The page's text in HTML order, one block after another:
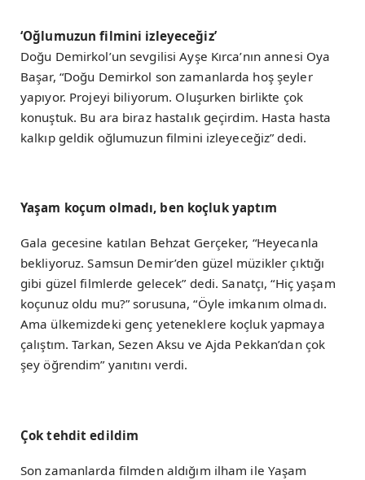
‘Oğlumuzun filmini izleyeceğiz’
Doğu Demirkol’un sevgilisi Ayşe Kırca’nın annesi Oya
Başar, “Doğu Demirkol son zamanlarda hoş şeyler
yapıyor. Projeyi biliyorum. Oluşurken birlikte çok
konuştuk. Bu ara biraz hastalık geçirdim. Hasta hasta
kalkıp geldik oğlumuzun filmini izleyeceğiz” dedi.
Yaşam koçum olmadı, ben koçluk yaptım
Gala gecesine katılan Behzat Gerçeker, “Heyecanla
bekliyoruz. Samsun Demir’den güzel müzikler çıktığı
gibi güzel filmlerde gelecek” dedi. Sanatçı, “Hiç yaşam
koçunuz oldu mu?” sorusuna, “Öyle imkanım olmadı.
Ama ülkemizdeki genç yeteneklere koçluk yapmaya
çalıştım. Tarkan, Sezen Aksu ve Ajda Pekkan’dan çok
şey öğrendim” yanıtını verdi.
Çok tehdit edildim
Son zamanlarda filmden aldığım ilham ile Yaşam